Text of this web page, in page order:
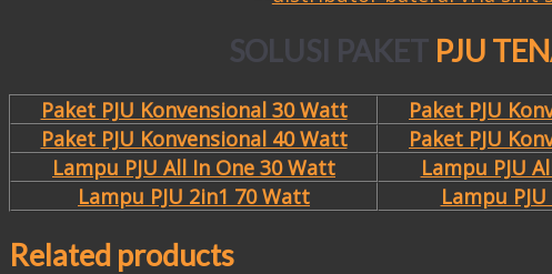
SOLUSI PAKET PJU
Paket PJU Konvensional 30 Watt
Paket PJU
Paket PJU Konvensional 40 Watt
Paket PJU
Lampu PJU All In One 30 Watt
Lampu PJU
Lampu PJU 2in1 70 Watt
Lampu
Related products